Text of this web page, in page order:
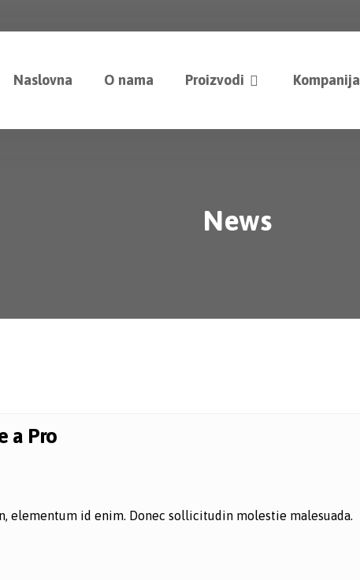
Naslovna O nama Proizvodi Kompanija
News
a Pro
elementum id enim. Donec sollicitudin molestie malesuada.